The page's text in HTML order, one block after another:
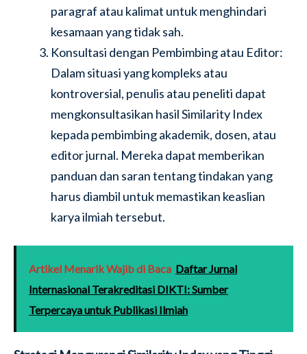
paragraf atau kalimat untuk menghindari
kesamaan yang tidak sah.
Konsultasi dengan Pembimbing atau Editor:
Dalam situasi yang kompleks atau
kontroversial, penulis atau peneliti dapat
mengkonsultasikan hasil Similarity Index
kepada pembimbing akademik, dosen, atau
editor jurnal. Mereka dapat memberikan
panduan dan saran tentang tindakan yang
harus diambil untuk memastikan keaslian
karya ilmiah tersebut.
Artikel Menarik Wajib di Baca Daftar Jurnal
Internasional Terakreditasi DIKTI: Sumber
Terpercaya untuk Publikasi Ilmiah